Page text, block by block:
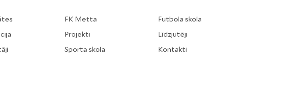
FK Metta
Projekti
Sporta skola
Futbola skola
Līdzjutēji
Kontakti